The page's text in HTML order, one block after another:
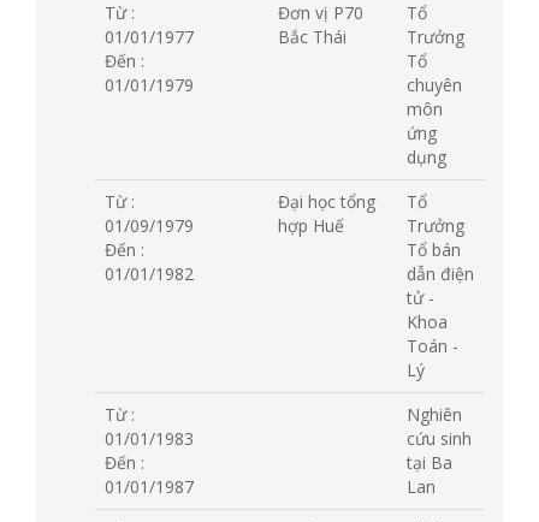
Từ :
01/01/1977
Đến :
01/01/1979
Đơn vị P70
Bắc Thái
Tổ
Trưởng
Tổ
chuyên
môn
ứng
dụng
Từ :
01/09/1979
Đến :
01/01/1982
Đại học tổng
hợp Huế
Tổ
Trưởng
Tổ bán
dẫn điện
tử -
Khoa
Toán -
Lý
Từ :
01/01/1983
Đến :
01/01/1987
Nghiên
cứu sinh
tại Ba
Lan